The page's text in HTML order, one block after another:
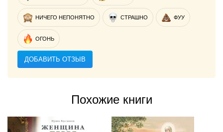
НИЧЕГО НЕПОНЯТНО СТРАШНО ФУУ
ОГОНЬ
ДОБАВИТЬ ОТЗЫВ
Похожие книги